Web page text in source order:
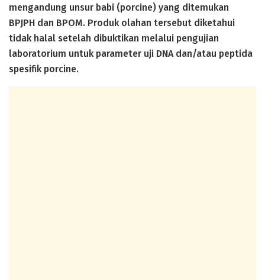
mengandung unsur babi (porcine) yang ditemukan
BPJPH dan BPOM. Produk olahan tersebut diketahui
tidak halal setelah dibuktikan melalui pengujian
laboratorium untuk parameter uji DNA dan/atau peptida
spesifik porcine.